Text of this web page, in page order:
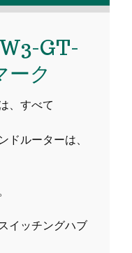
GT-
ーク
、すべて
ドルーターは、
イッチングハブ